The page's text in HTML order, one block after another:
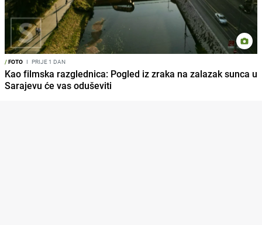
/FOTO I PRIJE 1 DAN
Kao filmska razglednica: Pogled iz zraka na zalazak sunca u
Sarajevu će vas oduševiti